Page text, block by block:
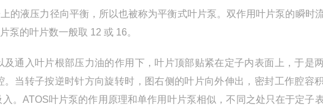
的液压力径向平衡，所以也被称为平衡式叶片泵。双作用叶片泵的瞬时
泵的叶片数一般取 12 或 16。
通入叶片根部压力油的作用下，叶片顶部贴紧在定子内表面上，于是
当转子按逆时针方向旋转时，图右侧的叶片向外伸出，密封工作腔容
。ATOS叶片泵的作用原理和单作用叶片泵相似，不同之处只在于定子